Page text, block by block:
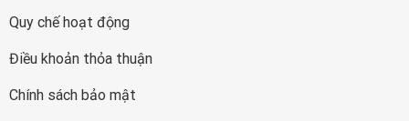
Quy chế hoạt động
Điều khoản thỏa thuận
Chính sách bảo mật